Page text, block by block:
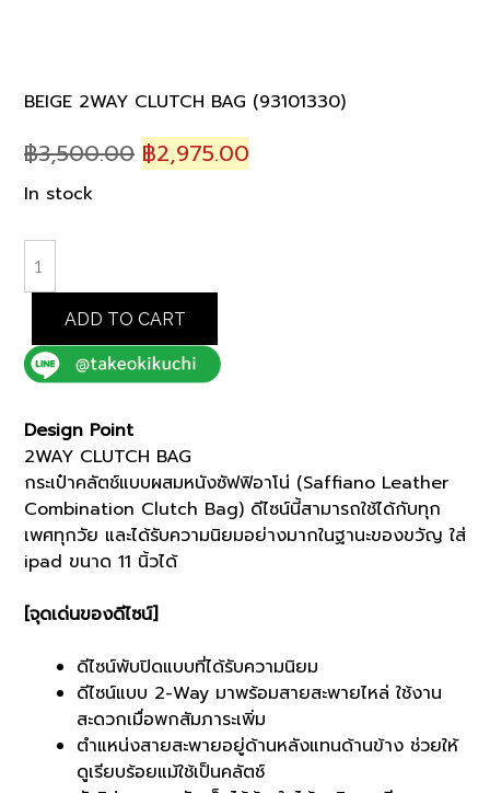
BEIGE 2WAY CLUTCH BAG (93101330)
฿3,500.00 Original
฿2,975.00
In stock
2WAY
(93101330)
quantity
ADD TO CART
Design Point
2WAY CLUTCH BAG
กระเป๋าคลัตช์แบบผสมหนังซัฟฟิอาโน่ (Saffiano Leather
Combination Clutch Bag) ดีไซน์นี้สามารถใช้ได้กับทุก
เพศทุกวัย และได้รับความนิยมอย่างมากในฐานะของขวัญ ใส่
ipad ขนาด 11 นิ้วได้
[จุดเด่นของดีไซน์]
ดีไซน์พับปิดแบบที่ได้รับความนิยม
ดีไซน์แบบ 2-Way มาพร้อมสายสะพายไหล่ ใช้งาน
สะดวกเมื่อพกสัมภาระเพิ่ม
ตำแหน่งสายสะพายอยู่ด้านหลังแทนด้านข้าง ช่วยให้
ดูเรียบร้อยแม้ใช้เป็นคลัตช์